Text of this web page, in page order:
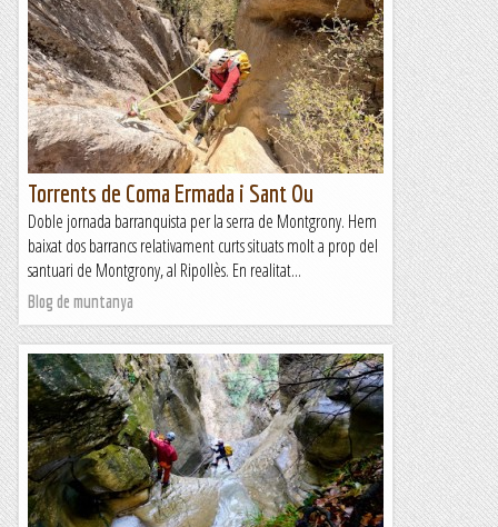
Torrents de Coma Ermada i Sant Ou
Doble jornada barranquista per la serra de Montgrony. Hem
baixat dos barrancs relativament curts situats molt a prop del
santuari de Montgrony, al Ripollès. En realitat...
Blog de muntanya